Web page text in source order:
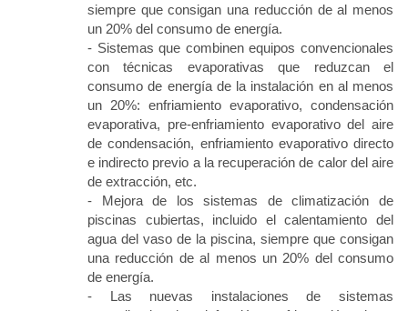
siempre que consigan una reducción de al menos
un 20% del consumo de energía.
- Sistemas que combinen equipos convencionales
con técnicas evaporativas que reduzcan el
consumo de energía de la instalación en al menos
un 20%: enfriamiento evaporativo, condensación
evaporativa, pre-enfriamiento evaporativo del aire
de condensación, enfriamiento evaporativo directo
e indirecto previo a la recuperación de calor del aire
de extracción, etc.
- Mejora de los sistemas de climatización de
piscinas cubiertas, incluido el calentamiento del
agua del vaso de la piscina, siempre que consigan
una reducción de al menos un 20% del consumo
de energía.
- Las nuevas instalaciones de sistemas